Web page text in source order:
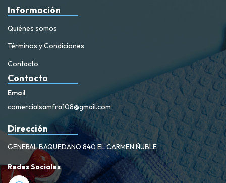
Información
Quiénes somos
Términos y Condiciones
Contacto
Contacto
Email
comercialsamfra108@gmail.com
Dirección
GENERAL BAQUEDANO 840 EL CARMEN ÑUBLE
Redes Sociales